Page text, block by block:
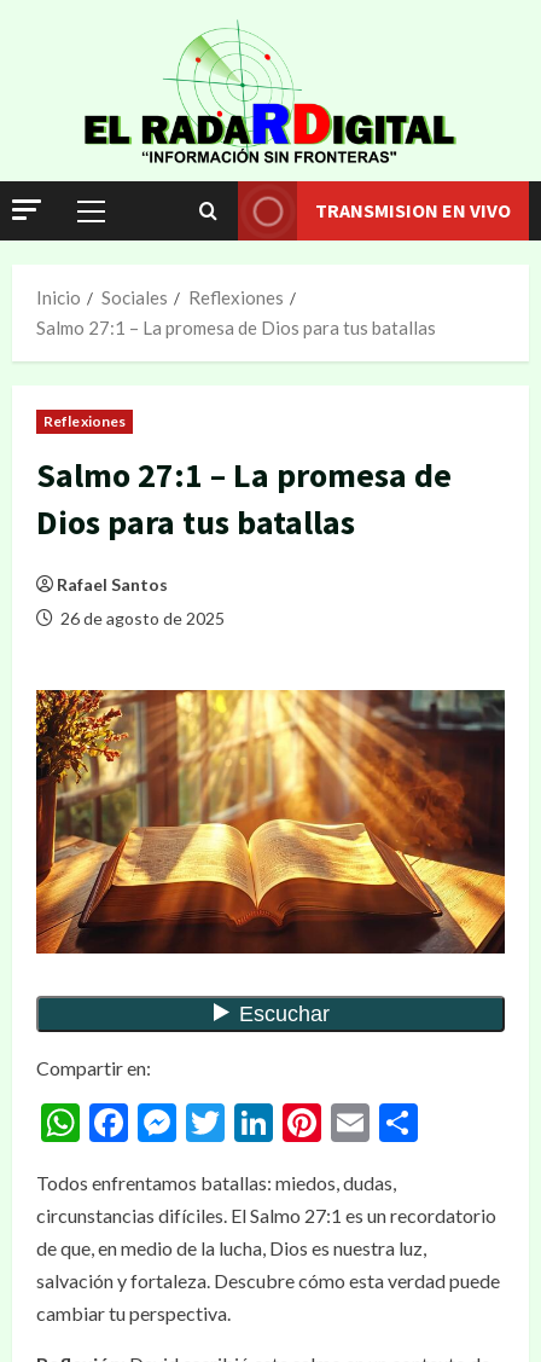
TRANSMISION EN VIVO
Inicio Sociales
Reflexiones
Salmo 27:1 – La promesa de Dios para tus batallas
Reflexiones
Salmo 27:1 – La promesa de
Dios para tus batallas
Rafael Santos
26 de agosto de 2025
Compartir en:
WhatsApp
Facebook
Messenger
Twitter
LinkedIn
Pinterest
Email
Todos enfrentamos batallas: miedos, dudas,
circunstancias difíciles. El Salmo 27:1 es un recordatorio
de que, en medio de la lucha, Dios es nuestra luz,
salvación y fortaleza. Descubre cómo esta verdad puede
cambiar tu perspectiva.